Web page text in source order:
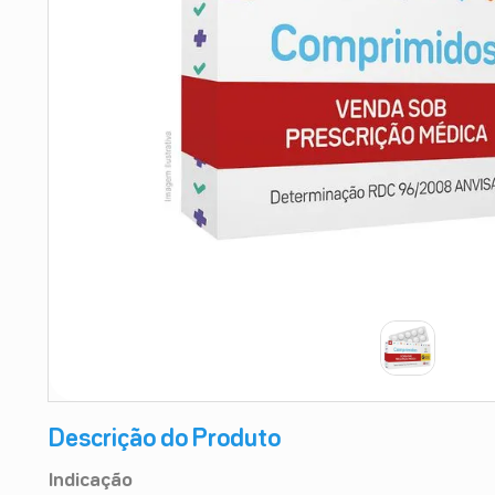
Descrição do Produto
Indicação
teste gravidez
10ºesmalte